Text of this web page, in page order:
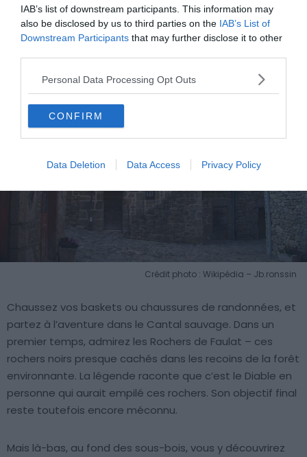
IAB’s list of downstream participants. This information may
also be disclosed by us to third parties on the IAB’s List of
Downstream Participants that may further disclose it to other
Personal Data Processing Opt Outs
CONFIRM
Data Deletion Data Access Privacy Policy
7. Randonnée à Marcolès
Crédit photo : Wikipédia – Jb.ronssin
Chaussez vos baskets ou chaussures de randonnées, et
partez à l’aventure dans le Cantal sauvage. Dans un
premier temps, admirez les Rochers de Faulat – ces
rochers noirs presque cachés dans les recoins de la forêt
environnante. La légende raconte que c’est le Diable en
personne qui aurait empilé ces rochers. Son objectif final
reste toutefois encore méconnu.
Mais là-bas, au fond des sous-bois, vous y découvrirez